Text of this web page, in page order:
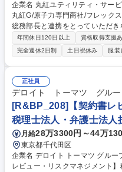
企業名 丸紅ユティリティ・サービス株式会社 求人名
丸紅G/原子力専門商社/フレックス/幅
総務部長と連携をとっていただ
テム/法務/コンプライアンス等）
務を割り振りながら管理部門にお
務関連：勤怠管理、給与関連、
あり ■総務関連：出張・交際費
ム関連：通信システム、基幹シス
内規程の制定・改廃 ■コンプライアンス管理 等 募
務】丸紅G/原子力専門商社/フレ
年間休日120日以上 資格取得支援
完全週休2日制
土日祝休み 服装
正社員
デロイト トーマツ グルー
[R&BP_208]【契約書レ
税理士法人・弁護士法人
月給28万3300円～44万
東京都千代田区
企業名 デロイト トーマツ グループ合同会社 求人名
レビュー・リスクマネジメント】税理